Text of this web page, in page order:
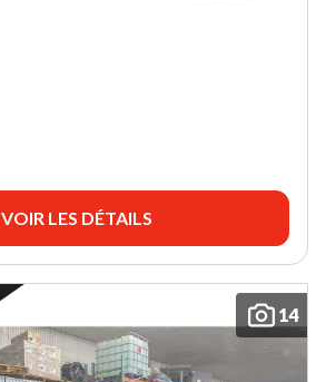
VOIR LES DÉTAILS
14